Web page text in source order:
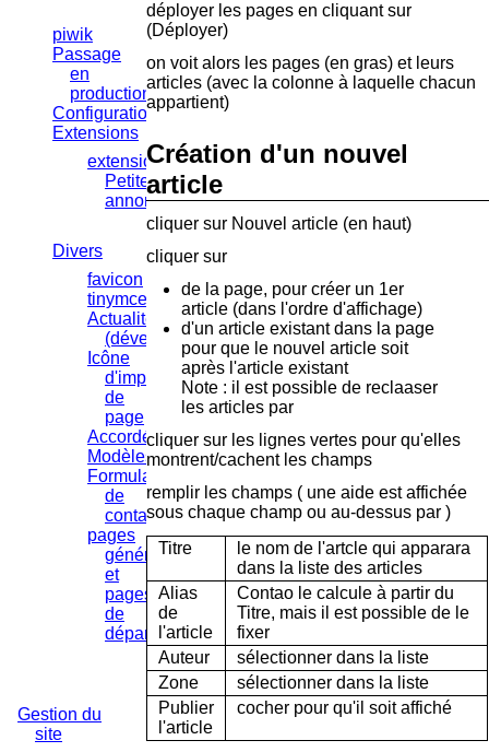
déployer les pages en cliquant sur
(Déployer)
on voit alors les pages (en gras) et leurs
articles (avec la colonne à laquelle chacun
appartient)
Création d'un nouvel
article
cliquer sur Nouvel article (en haut)
cliquer sur
de la page, pour créer un 1er
article (dans l'ordre d'affichage)
d'un article existant dans la page
pour que le nouvel article soit
après l'article existant
Note : il est possible de reclaaser
les articles par
cliquer sur les lignes vertes pour qu'elles
montrent/cachent les champs
remplir les champs ( une aide est affichée
sous chaque champ ou au-dessus par)
Titre
le nom de l'artcle qui apparara
dans la liste des articles
Alias
de
l'article
Contao le calcule à partir du
Titre, mais il est possible de le
fixer
Auteur
sélectionner dans la liste
Zone
sélectionner dans la liste
Publier
l'article
cocher pour qu'il soit affiché
piwik
Passage
en
production
Configuration
Extensions
extension
Petites-
annonces
Divers
favicon
tinymce
Actualités
(développement)
Icône
d'impression
de
page
Accordéon
Modèles
Formulaire
de
contact
pages
générale
et
pages
de
département
Gestion du
site